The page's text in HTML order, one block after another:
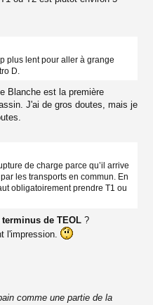
plus lent pour aller à grange
D.
Blanche est la première
J'ai de gros doutes, mais je
de charge parce qu’il arrive
les transports en commun. En
obligatoirement prendre T1 ou
de TEOL ?
l'impression.
comme une partie de la